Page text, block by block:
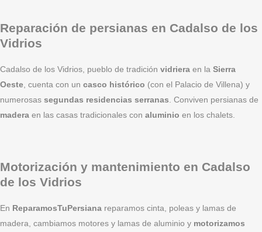
Reparación de persianas en Cadalso de los
Vidrios
Cadalso de los Vidrios, pueblo de tradición vidriera en la Sierra
Oeste , cuenta con un casco histórico (con el Palacio de Villena) y
numerosas segundas residencias serranas . Conviven persianas de
madera en las casas tradicionales con aluminio en los chalets.
Motorización y mantenimiento en Cadalso
de los Vidrios
En ReparamosTuPersiana reparamos cinta, poleas y lamas de
madera, cambiamos motores y lamas de aluminio y motorizamos